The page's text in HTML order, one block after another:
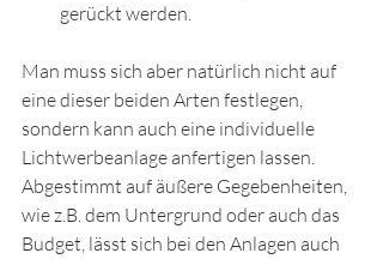
gerückt werden.
Man muss sich aber natürlich nicht auf
eine dieser beiden Arten festlegen,
sondern kann auch eine individuelle
Lichtwerbeanlage anfertigen lassen.
Abgestimmt auf äußere Gegebenheiten,
wie z.B. dem Untergrund oder auch das
Budget, lässt sich bei den Anlagen auch